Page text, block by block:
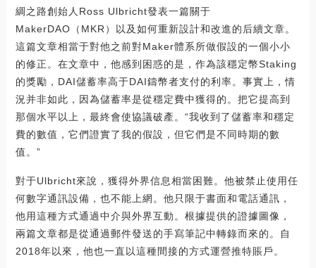
綢之路創始人Ross Ulbricht發表一篇關于
MakerDAO（MKR）以及如何重新設計和改進的后續文章。
這篇文章相當于對他之前對Maker體系所做假設的一個小小
的修正。在文章中，他感到困惑的是，作為該穩定幣Staking
的獎勵，DAI儲蓄率高于DAI鑄幣者支付的利率。事實上，情
況并非如此，因為儲蓄率是從穩定費中獲得的。把它提高到
那個水平以上，最終會使協議破產。“我收到了儲蓄率和穩定
費的數值，它們證實了我的假設，但它們是不同時期的數
值。”
對于Ulbricht來說，獲得外界信息相當困難。他被禁止使用任
何數字通訊設備，也不能上網。他只限于書面和電話通訊，
他用這種方式通過中介與外界互動。根據提供的證據圖像，
兩篇文章都是從通過郵件發送的手寫筆記中轉錄而來的。自
2018年以來，他也一直以這種間接的方式運營推特賬戶。